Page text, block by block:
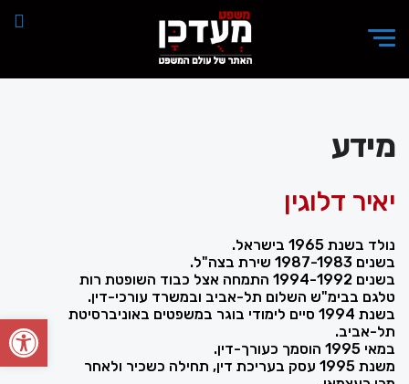
פתח
מידע
יאיר דלוגין
נולד בשנת 1965 בישראל.
בשנים 1987-1983 שירת בצה"ל.
בשנים 1994-1992 התמחה אצל כבוד השופטת רות
טלגם בבימ"ש השלום תל-אביב ובמשרד עורכי-דין.
בשנת 1994 סיים לימודי בוגר במשפטים באוניברסיטת
תל-אביב.
במאי 1995 הוסמך כעורך-דין.
משנת 1995 עסק בעריכת דין, תחילה כשכיר ולאחר